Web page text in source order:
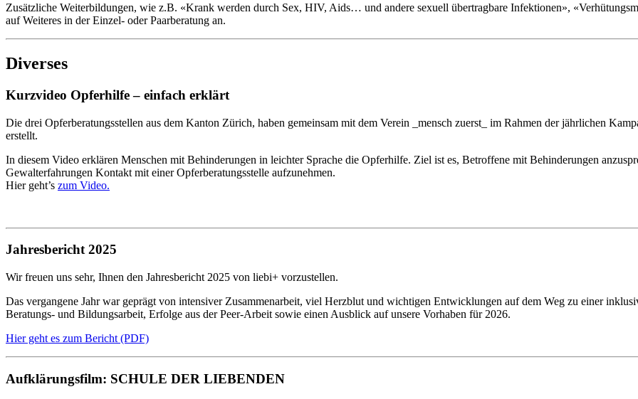
Zusätzliche Weiterbildungen, wie z.B. «Krank werden durch Sex, HIV, Aids… und andere sexuell übertragbare Infektionen»,
auf Weiteres in der Einzel- oder Paarberatung an.
Diverses
Kurzvideo Opferhilfe – einfach erklärt
Die drei Opferberatungsstellen aus dem Kanton Zürich, haben gemeinsam mit dem Verein _mensch zuerst_ im Rahmen der jährlichen
erstellt.
In diesem Video erklären Menschen mit Behinderungen in leichter Sprache die Opferhilfe. Ziel ist es, Betroffene mit Behinderungen
Gewalterfahrungen Kontakt mit einer Opferberatungsstelle aufzunehmen.
Hier geht’s zum Video.
Jahresbericht 2025
Wir freuen uns sehr, Ihnen den Jahresbericht 2025 von liebi+ vorzustellen.
Das vergangene Jahr war geprägt von intensiver Zusammenarbeit, viel Herzblut und wichtigen Entwicklungen auf dem Weg zu einer
Beratungs- und Bildungsarbeit, Erfolge aus der Peer-Arbeit sowie einen Ausblick auf unsere Vorhaben für 2026.
Hier geht es zum Bericht (PDF)
Aufklärungsfilm: SCHULE DER LIEBENDEN